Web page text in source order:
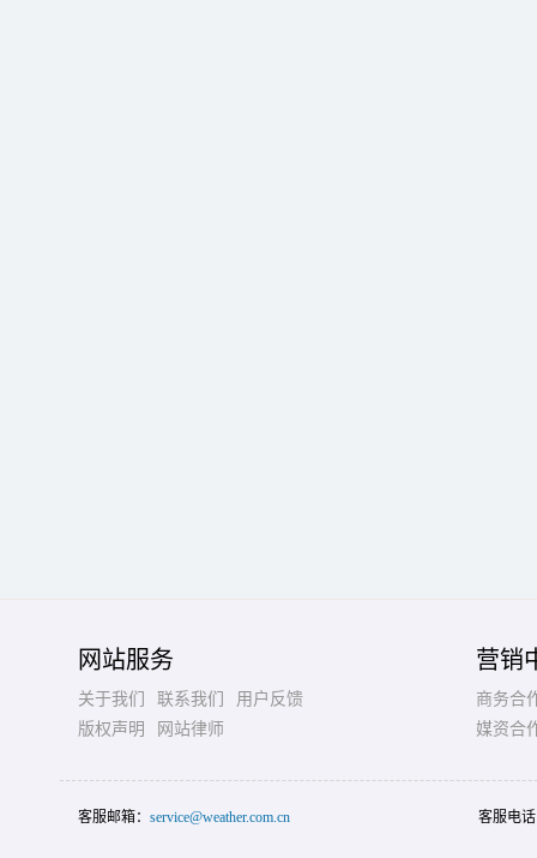
网站服务
关于我们 联系我们
用户反馈
版权声明
网站律师
营销
商务合
媒资合
客服邮箱： service@weather.com.cn 客服电